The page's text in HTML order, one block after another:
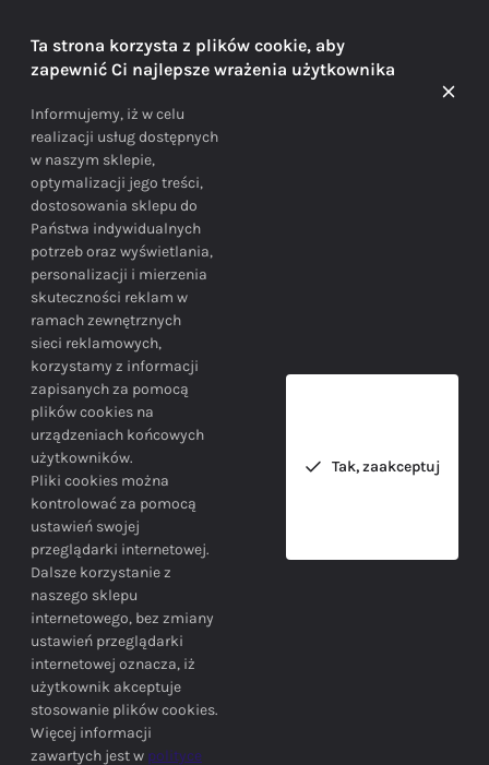
Doradzamy na każdym etapie zakupu
BEZPIECZEŃSTWO
Bezpieczne zakupy gwarantowane!
INFORMACJE
SIEDZIBA FIRMY
Ta strona korzysta z plików cookie, aby
zapewnić Ci najlepsze wrażenia użytkownika
Informujemy, iż w celu
realizacji usług dostępnych
w naszym sklepie,
optymalizacji jego treści,
dostosowania sklepu do
Państwa indywidualnych
potrzeb oraz wyświetlania,
personalizacji i mierzenia
skuteczności reklam w
ramach zewnętrznych
sieci reklamowych,
korzystamy z informacji
zapisanych za pomocą
plików cookies na
urządzeniach końcowych
użytkowników.
Pliki cookies można
kontrolować za pomocą
ustawień swojej
przeglądarki internetowej.
Dalsze korzystanie z
naszego sklepu
internetowego, bez zmiany
ustawień przeglądarki
internetowej oznacza, iż
użytkownik akceptuje
stosowanie plików cookies.
Więcej informacji
zawartych jest w polityce
Tak, zaakceptuj